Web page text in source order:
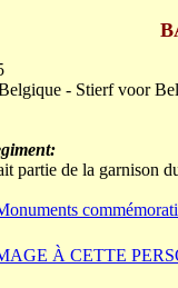
- Stierf voor
partie de la garnison
À CETTE